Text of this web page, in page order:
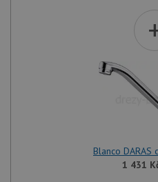
Blanco
1 431